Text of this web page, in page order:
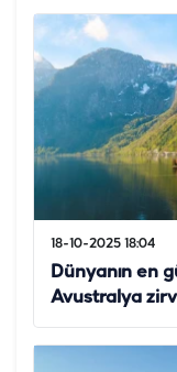
18-10-2025 18:04
Dünyanın en
Avustralya